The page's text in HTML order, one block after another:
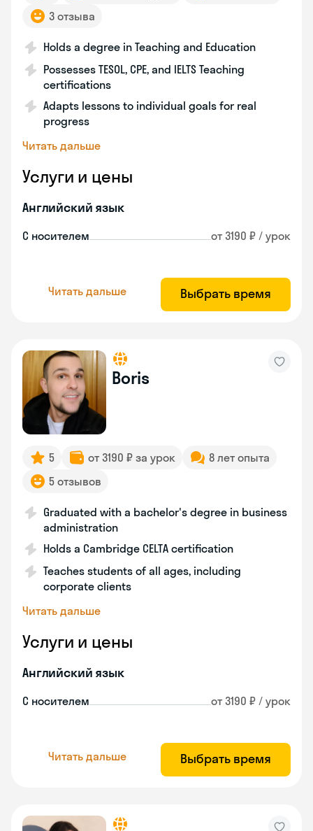
3 отзыва
Holds a degree in Teaching and Education
Possesses TESOL, CPE, and IELTS Teaching
certifications
Adapts lessons to individual goals for real
progress
Читать дальше
Услуги и цены
Английский язык
С носителем от 3190 ₽ / урок
Читать дальше Выбрать время
Boris
5 от 3190 ₽ за урок
8 лет опыта
5 отзывов
Graduated with a bachelor's degree in business
administration
Holds a Cambridge CELTA certification
Teaches students of all ages, including
corporate clients
Читать дальше
Услуги и цены
Английский язык
С носителем от 3190 ₽ / урок
Читать дальше Выбрать время